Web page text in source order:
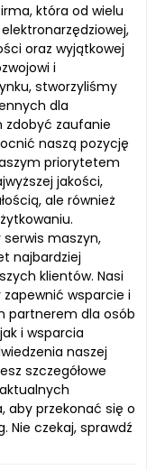
która od wielu
oraz wyjątkowej
i
stworzyliśmy
dla
zdobyć zaufanie
naszą pozycję
priorytetem
jakości,
ale również
maszyn,
najbardziej
klientów. Nasi
wsparcie i
partnerem dla osób
i wsparcia
naszej
szczegółowe
aby przekonać się o
Nie czekaj, sprawdź